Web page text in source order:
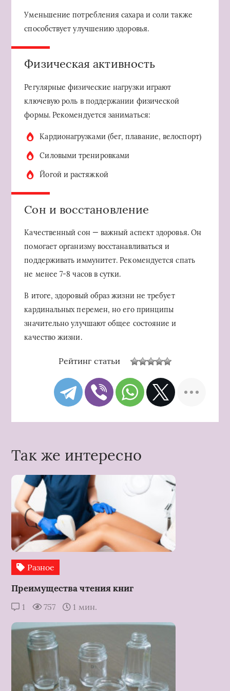
Уменьшение потребления сахара и соли также
способствует улучшению здоровья.
Физическая активность
Регулярные физические нагрузки играют
ключевую роль в поддержании физической
формы. Рекомендуется заниматься:
Кардионагрузками (бег, плавание, велоспорт)
Силовыми тренировками
Йогой и растяжкой
Сон и восстановление
Качественный сон — важный аспект здоровья. Он
помогает организму восстанавливаться и
поддерживать иммунитет. Рекомендуется спать
не менее 7-8 часов в сутки.
В итоге, здоровый образ жизни не требует
кардинальных перемен, но его принципы
значительно улучшают общее состояние и
качество жизни.
Рейтинг статьи
Так же интересно
Разное
Преимущества чтения книг
1 757 1 мин.